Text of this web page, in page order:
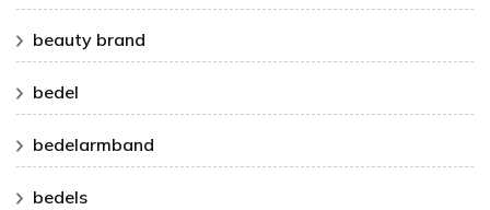
beauty brand
bedel
bedelarmband
bedels